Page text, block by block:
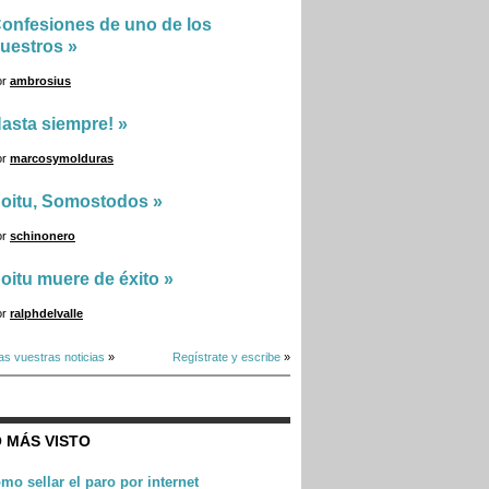
de uno de los
»
ambrosius
siempre! »
marcosymolduras
Somostodos »
schinonero
muere de éxito »
ralphdelvalle
vuestras noticias » Regístrate y escribe »
MÁS VISTO
sellar el paro por internet